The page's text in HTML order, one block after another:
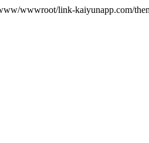
wwwroot/link-kaiyunapp.com/